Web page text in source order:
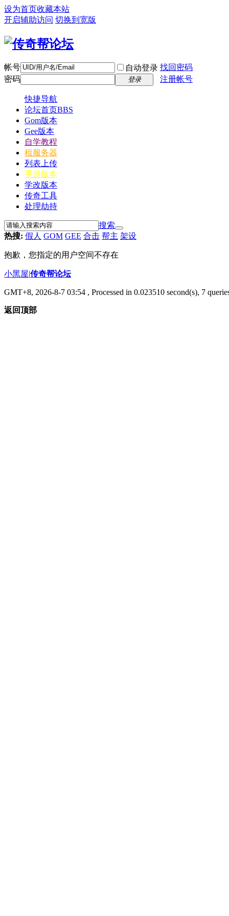
设为首页收藏本站
开启辅助访问 切换到宽版
帐号 自动登录 找回密码
密码
登录 注册帐号
快捷导航
论坛首页BBS
Gom版本
Gee版本
自学教程
租服务器
列表上传
手游版本
学改版本
传奇工具
处理劫持
搜索
热搜: 假人 GOM GEE 合击 帮主 架设
抱歉，您指定的用户空间不存在
小黑屋|传奇帮论坛
GMT+8, 2026-8-7 03:54 , Processed in 0.023510 second(s), 7
返回顶部